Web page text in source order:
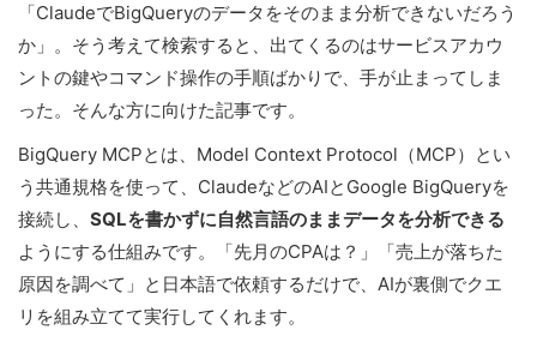
「ClaudeでBigQueryのデータをそのまま分析できないだろう
か」。そう考えて検索すると、出てくるのはサービスアカウ
ントの鍵やコマンド操作の手順ばかりで、手が止まってしま
った。そんな方に向けた記事です。
BigQuery MCPとは、Model Context Protocol（MCP）とい
う共通規格を使って、ClaudeなどのAIとGoogle BigQueryを
接続し、 SQLを書かずに自然言語のままデータを分析できる
ようにする仕組みです。「先月のCPAは？」「売上が落ちた
原因を調べて」と日本語で依頼するだけで、AIが裏側でクエ
リを組み立てて実行してくれます。